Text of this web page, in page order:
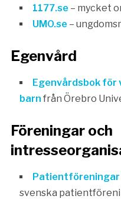
1177.se – mycket
UMO.se –
Egenvård
Egenvårdsbok för
barn från Örebro
Föreningar och
Patientföreningar
svenska